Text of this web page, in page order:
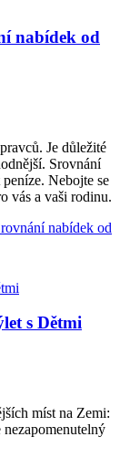
nabídek od
Je důležité
Srovnání
Nebojte se
vás a vaši rodinu.
nabídek od
s Dětmi
míst na Zemi: